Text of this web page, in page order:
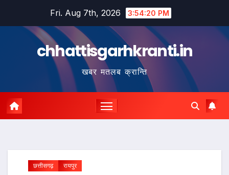
Fri. Aug 7th, 2026 3:54:21 PM
chhattisgarhkranti.in
खबर मतलब क्रान्ति
छत्तीसगढ़ रायपुर